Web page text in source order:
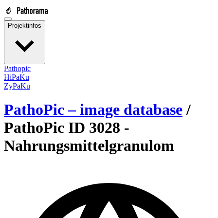
Projektinfos
Pathopic
HiPaKu
ZyPaKu
PathoPic – image database /
PathoPic ID 3028 -
Nahrungsmittelgranulom